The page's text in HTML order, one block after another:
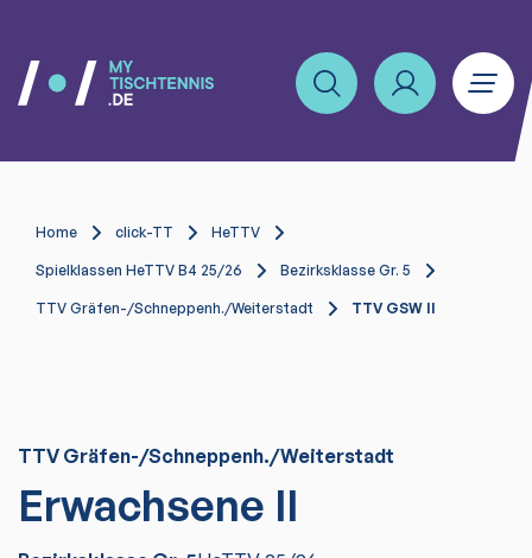
Home click-TT HeTTV
Spielklassen HeTTV B4 25/26 Bezirksklasse Gr. 5
TTV Gräfen-/Schneppenh./Weiterstadt TTV GSW II
TTV Gräfen-/Schneppenh./Weiterstadt
Erwachsene II